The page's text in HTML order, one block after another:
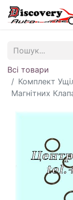
Всі товари
Комплект
Магнітних